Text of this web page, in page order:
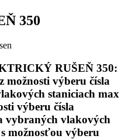
350
RUŠEŇ 350:
možnosti výberu čísla
staniciach max
výberu čísla
vybraných vlakových
možnosťou výberu